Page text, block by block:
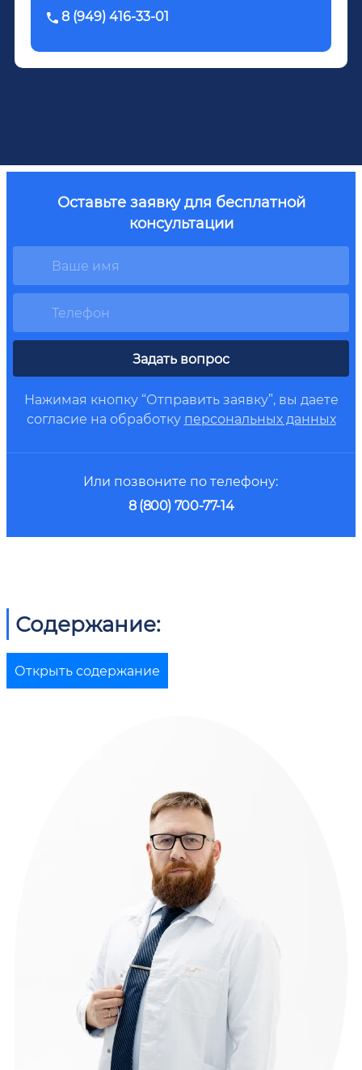
8 (949) 416-33-01
Оставьте заявку для бесплатной
консультации
Задать вопрос
Нажимая кнопку “Отправить заявку”, вы даете
согласие на обработку персональных данных
Или позвоните по телефону:
8 (800) 700-77-14
Содержание:
Открыть содержание